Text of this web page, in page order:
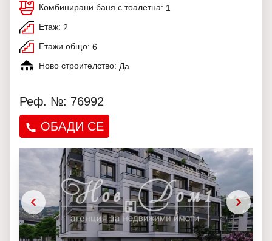
Комбинирани баня с тоалетна: 1
Етаж: 2
Етажи общо: 6
Ново строителство: Да
Реф. №: 76992
ОБАДИ СЕ